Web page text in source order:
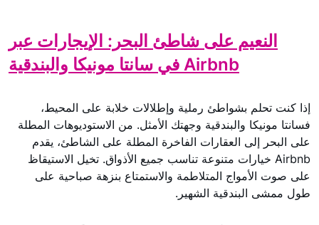
النعيم على شاطئ البحر: الإيجارات عبر
Airbnb في سانتا مونيكا والبندقية
إذا كنت تحلم بشواطئ رملية وإطلالات خلابة على المحيط،
فسانتا مونيكا والبندقية وجهتك الأمثل. من الاستوديوهات المطلة
على البحر إلى العقارات الفاخرة المطلة على الشاطئ، يقدم
Airbnb خيارات متنوعة تناسب جميع الأذواق. تخيل الاستيقاظ
على صوت الأمواج المتلاطمة والاستمتاع بنزهة صباحية على
طول ممشى البندقية الشهير.